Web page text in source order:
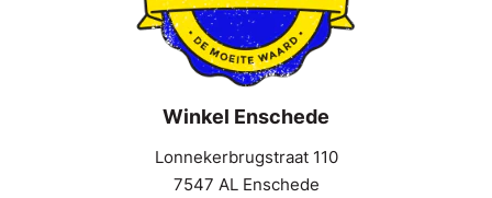
Winkel Enschede
Lonnekerbrugstraat 110
7547 AL Enschede